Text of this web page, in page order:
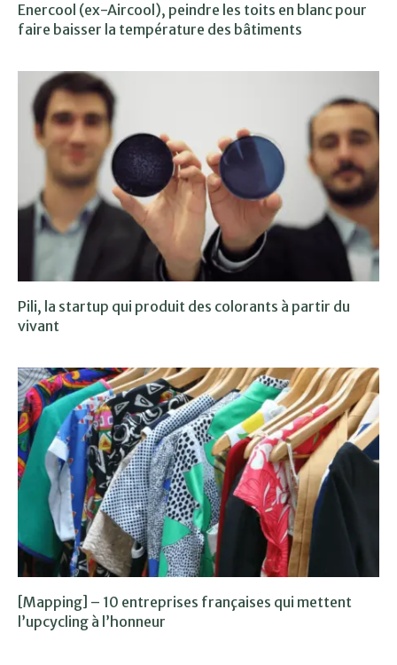
Enercool (ex-Aircool), peindre les toits en blanc pour
faire baisser la température des bâtiments
Pili, la startup qui produit des colorants à partir du
vivant
[Mapping] – 10 entreprises françaises qui mettent
l’upcycling à l’honneur